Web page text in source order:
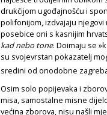
drukčijom ugođajnošću i
polifonijom, izdvajaju njegovi
posebice oni s kasnijim
kad nebo tone. Doimaju se
su svojevrstan pokazatelj
sredini od onodobne
Osim solo popijevaka i
misa, samostalne misne
većina zborova, nisu našli